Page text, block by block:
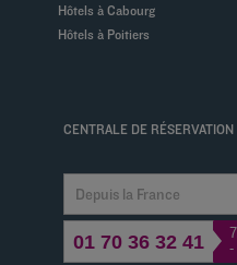
Hôtels à Cabourg
Hôtels à Poitiers
CENTRALE DE RÉSERVATION
Depuis la France
01 70 36 32 41
-